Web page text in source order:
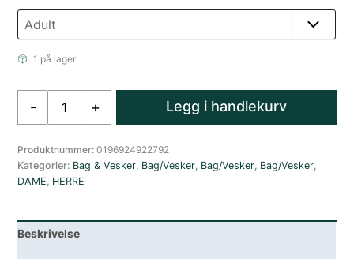
1 på lager
-
Hip
Pack
Black
+ Legg i handlekurv
Produktnummer:0196924922792
Kategorier: Bag & Vesker, Bag/Vesker, Bag/Vesker, Bag/Vesker,
DAME, HERRE
Beskrivelse